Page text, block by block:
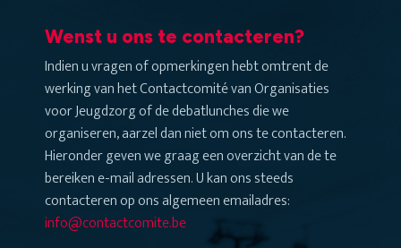
Wenst u ons te contacteren?
Indien u vragen of opmerkingen hebt omtrent de
werking van het Contactcomité van Organisaties
voor Jeugdzorg of de debatlunches die we
organiseren, aarzel dan niet om ons te contacteren.
Hieronder geven we graag een overzicht van de te
bereiken e-mail adressen. U kan ons steeds
contacteren op ons algemeen emailadres:
info@contactcomite.be